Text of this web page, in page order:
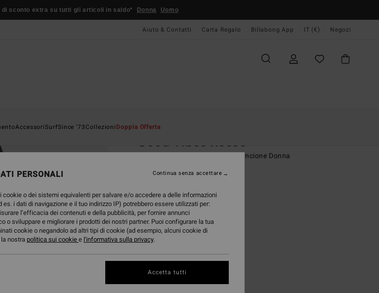
di sconto extra su tutti gli articoli in saldo* Donna Uomo
Aiuto & Contatti Carta Regalo Billabong App IT (€) Negozi
AccessoriSurfSince '73CollezioniDoppia Offerta
Good Vibes Reese
Reggiseno bikini con ferretto Arancione Donna
ECO-BONUS
18,73 €
OFFERTE
DOPPIA OFFERTA 25%
ColoriSunset Red
PERSONALI
o dei sistemi equivalenti per salvare e/o accedere a delle informazioni
i dati di navigazione e il tuo indirizzo IP) potrebbero essere utilizzati per:
l’efficacia dei contenuti e della pubblicità, per fornire annunci
o sviluppare e migliorare i prodotti dei nostri partner. Puoi configurare la tua
cookie o negandolo ad altri tipi di cookie (ad esempio, alcuni cookie di
nostra politica sui cookiee l'informativa sulla privacy.
Continua senza accettare
Accetta tutti